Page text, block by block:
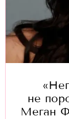
не
Меган